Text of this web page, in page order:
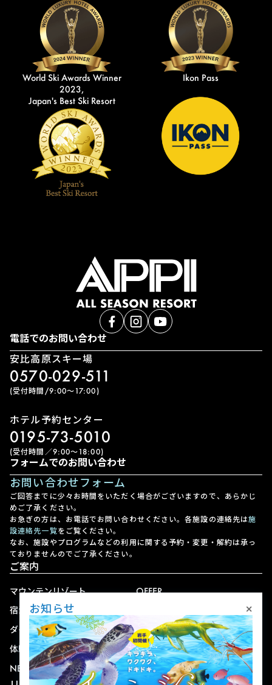
World Ski Awards Winner
2023,
Japan's Best Ski Resort
Ikon Pass
電話でのお問い合わせ
安比高原スキー場
0570-029-511
(受付時間/9:00〜17:00)
ホテル予約センター
0195-73-5010
(受付時間／9:00〜18:00)
フォームでのお問い合わせ
お問い合わせフォーム
ご回答までに少々お時間をいただく場合がございますので、あらかじ
めご了承ください。
お急ぎの方は、お電話でお問い合わせください。各施設の連絡先は施
設連絡先一覧をご覧ください。
なお、施設やプログラムなどの利用に関する予約・変更・解約は承っ
ておりませんのでご了承ください。
ご案内
マウンテンリゾート
宿泊
ダイニング
体験
NEWS
OFFER
宅配
ショップ
お知らせ ×